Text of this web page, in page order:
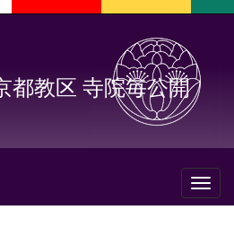
都教区 寺院毎公開
Toggle